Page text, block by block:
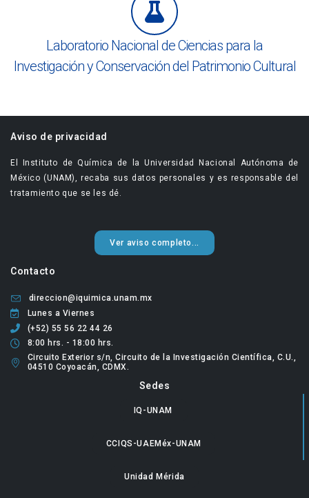
Laboratorio Nacional de Ciencias para la
Investigación y Conservación del Patrimonio Cultural
Aviso de privacidad
El Instituto de Química de la Universidad Nacional Autónoma de
México (UNAM), recaba sus datos personales y es responsable del
tratamiento que se les dé.
Ver aviso completo...
Contacto
direccion@iquimica.unam.mx
Lunes a Viernes
(+52) 55 56 22 44 26
8:00 hrs. - 18:00 hrs.
Circuito Exterior s/n, Circuito de la Investigación Científica, C.U.,
04510 Coyoacán, CDMX.
Sedes
IQ-UNAM
CCIQS-UAEMéx-UNAM
Unidad Mérida